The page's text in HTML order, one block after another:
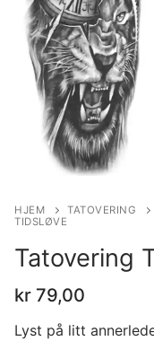
HJEM TATOVERING
TIDSLØVE
Tatovering
kr 79,00
Lyst på litt